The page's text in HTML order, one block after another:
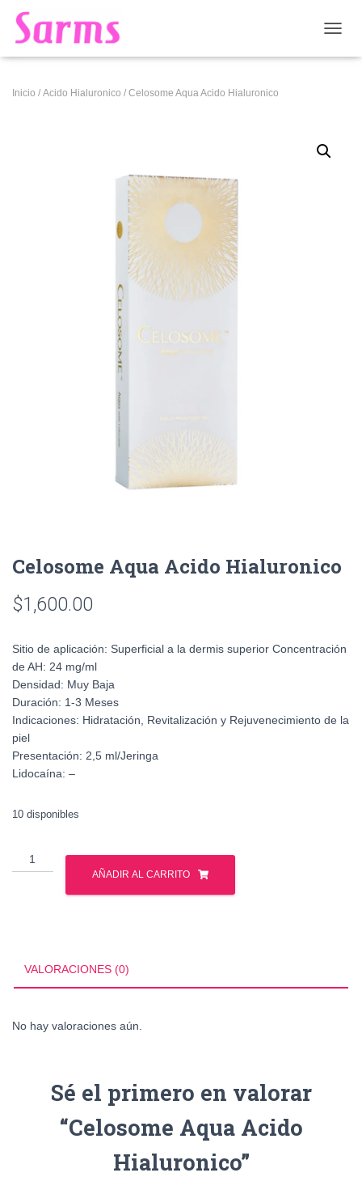
Inicio / Acido Hialuronico / Celosome Aqua Acido Hialuronico
Celosome Aqua Acido Hialuronico
$1,600.00
Sitio de aplicación: Superficial a la dermis superior Concentración
de AH: 24 mg/ml
Densidad: Muy Baja
Duración: 1-3 Meses
Indicaciones: Hidratación, Revitalización y Rejuvenecimiento de la
piel
Presentación: 2,5 ml/Jeringa
Lidocaína: –
10 disponibles
Celosome
Aqua
AÑADIR AL CARRITO
VALORACIONES (0)
No hay valoraciones aún.
Sé el primero en valorar
“Celosome Aqua Acido
Hialuronico”